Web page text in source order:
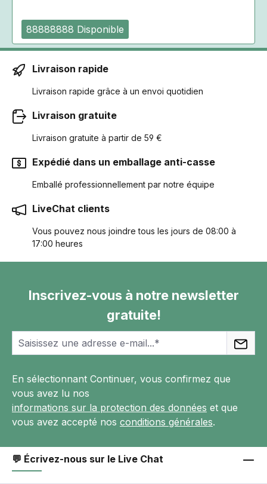
88888888 Disponible
Livraison rapide
Livraison rapide grâce à un envoi quotidien
Livraison gratuite
Livraison gratuite à partir de 59 €
Expédié dans un emballage anti-casse
Emballé professionnellement par notre équipe
LiveChat clients
Vous pouvez nous joindre tous les jours de 08:00 à
17:00 heures
Inscrivez-vous à notre newsletter
gratuite!
En sélectionnant Continuer, vous confirmez que
vous avez lu nos
informations sur la protection des données et que
vous avez accepté nos conditions générales.
💬 Écrivez-nous sur le Live Chat